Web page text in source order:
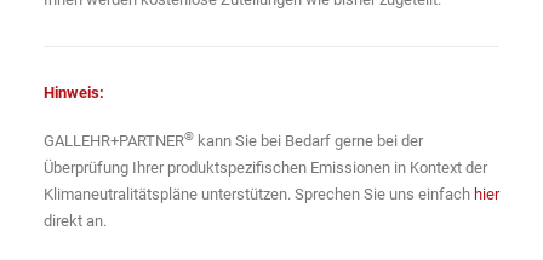
Hinweis:
GALLEHR+PARTNER® kann Sie bei Bedarf gerne bei der
Überprüfung Ihrer produktspezifischen Emissionen in Kontext der
Klimaneutralitätspläne unterstützen. Sprechen Sie uns einfach hier
direkt an.